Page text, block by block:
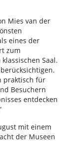
Mies van der
eines der
zum
Saal.
praktisch für
Besuchern
entdecken
mit einem
der Museen